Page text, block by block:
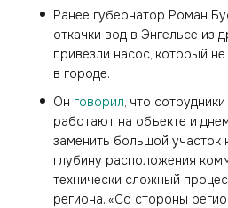
Ранее губернатор Роман
откачки вод в Энгельсе из
привезли насос, который
в городе.
Он говорил, что
работают на объекте и
заменить большой участок
глубину расположения
технически сложный
региона. «Со стороны